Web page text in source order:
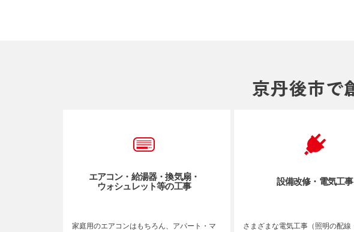
エアコン・給湯器・換気扇・
ウォシュレット等の工事
家庭用のエアコンはもちろん、アパート・マ
設備改修・電気工事
さまざまな電気工事（照明の配線